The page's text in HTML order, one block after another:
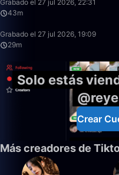
Grabado el 27 jul 2026, 22:31
43m
Grabado el 27 jul 2026, 19:09
29m
Solo estás
Crear
Más creadores de